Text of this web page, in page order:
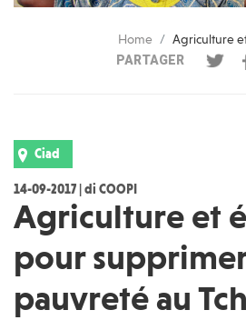
Home
Agriculture et élevage pour supprimer la
PARTAGER
Ciad
14-09-2017 | di COOPI
Agriculture et
pour
pauvreté au